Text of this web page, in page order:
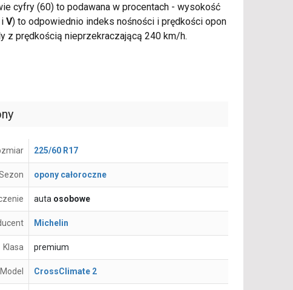
cyfry (60) to podawana w procentach - wysokość
i V) to odpowiednio indeks nośności i prędkości opon
z prędkością nieprzekraczającą 240 km/h.
225/60 R17
opony całoroczne
auta osobowe
Michelin
Klasa premium
Model CrossClimate 2